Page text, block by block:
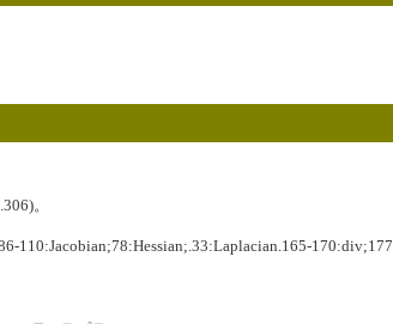
。
110:Jacobian;78:Hessian;.33:Laplacian.165-